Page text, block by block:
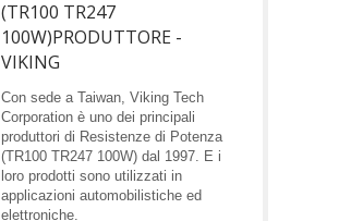
(TR100 TR247
100W)PRODUTTORE -
VIKING
Con sede a Taiwan, Viking Tech
Corporation è uno dei principali
produttori di Resistenze di Potenza
(TR100 TR247 100W) dal 1997. E i
loro prodotti sono utilizzati in
applicazioni automobilistiche ed
elettroniche.